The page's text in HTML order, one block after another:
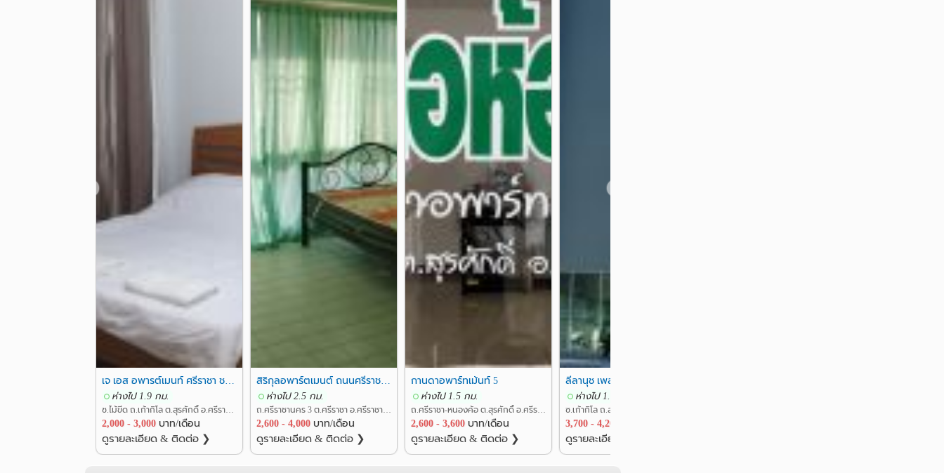
ห่างไป 1.9 กม.
2,000 - 3,000 บาท/เดือน
ดูรายละเอียด & ติดต่อ ❯
ห่างไป 2.5 กม.
2,600 - 4,000 บาท/เดือน
ดูรายละเอียด & ติดต่อ ❯
กานดาอพาร์ทเม้นท์ 5
ห่างไป 1.5 กม.
2,600 - 3,600 บาท/เดือน
ดูรายละเอียด & ติดต่อ ❯
ห่างไป 1.6 กม.
3,700 - 4,200
ดูรายละเอียด & ติดต่อ ❯